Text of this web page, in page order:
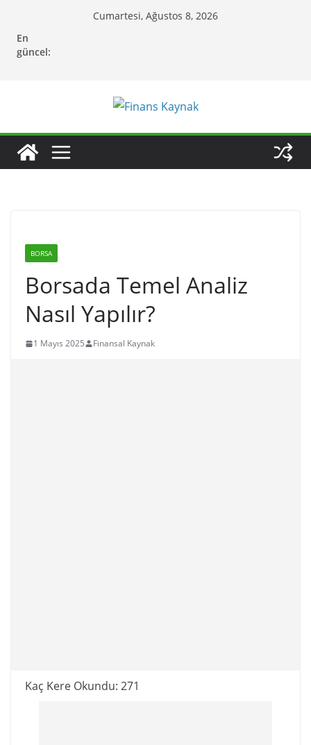
content
Cumartesi, Ağustos 8, 2026
En
güncel:
BORSA
Borsada Temel Analiz
Nasıl Yapılır?
1 Mayıs 2025 Finansal Kaynak
Kaç Kere Okundu: 271